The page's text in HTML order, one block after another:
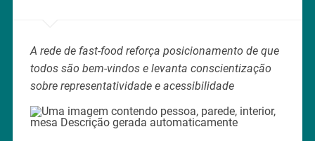
A rede de fast-food reforça posicionamento de que
todos são bem-vindos e levanta conscientização
sobre representatividade e acessibilidade